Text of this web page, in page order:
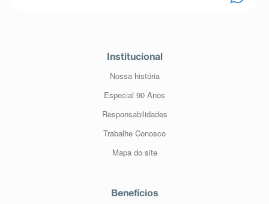
Institucional
Nossa história
Especial 90 Anos
Responsabilidades
Trabalhe Conosco
Mapa do site
Benefícios